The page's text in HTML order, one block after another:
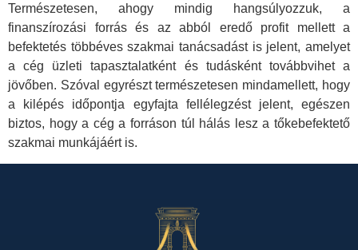
Természetesen, ahogy mindig hangsúlyozzuk, a
finanszírozási forrás és az abból eredő profit mellett a
befektetés többéves szakmai tanácsadást is jelent, amelyet
a cég üzleti tapasztalatként és tudásként továbbvihet a
jövőben. Szóval egyrészt természetesen mindamellett, hogy
a kilépés időpontja egyfajta fellélegzést jelent, egészen
biztos, hogy a cég a forráson túl hálás lesz a tőkebefektető
szakmai munkájáért is.